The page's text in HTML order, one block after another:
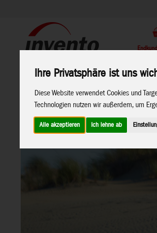
Ihre Privatsphäre ist uns
Diese Website verwendet Cookies und
Technologien nutzen wir außerdem, um
Alle akzeptieren Ich lehne ab
Home Marken